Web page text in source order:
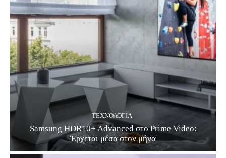
ΤΕΧΝΟΛΟΓΊΑ
Samsung HDR10+ Advanced στο Prime Video:
Έρχεται μέσα στον μήνα